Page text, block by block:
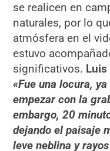
se realicen en
naturales, por lo
atmósfera en el
estuvo
significativos. Luis
«Fue una locura,
empezar con la
embargo, 20
dejando el paisaje
leve neblina y